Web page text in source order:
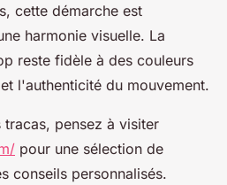
cette démarche est
harmonie visuelle. La
reste fidèle à des couleurs
l'authenticité du mouvement.
tracas, pensez à visiter
pour une sélection de
conseils personnalisés.